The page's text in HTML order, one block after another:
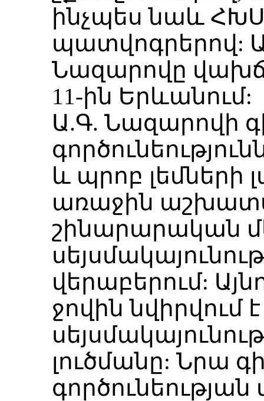
ինչպես նաև
պատվոգրերով:
Նազարովը
11-ին Երևանում:
Ա.Գ. Նազարովի
և պրոբ լեմների
առաջին
շինարարական
վերաբերում:
ջովին նվիրվում
լուծմանը: Նրա